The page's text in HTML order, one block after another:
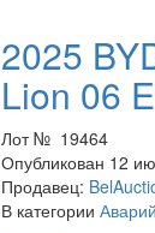
2025
Lion 06
Лот № 19464
Опубликован 12
Продавец:
В категории